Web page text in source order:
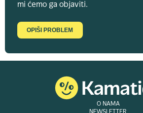
mi ćemo ga objaviti.
OPIŠI PROBLEM
O NAMA